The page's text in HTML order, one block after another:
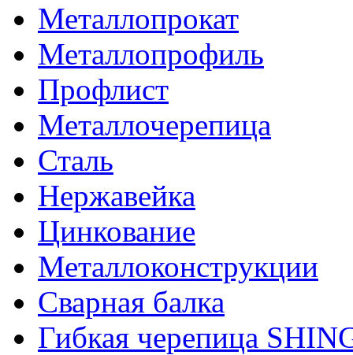
Металлопрокат
Металлопрофиль
Профлист
Металлочерепица
Сталь
Нержавейка
Цинкование
Металлоконструкции
Сварная балка
Гибкая черепица